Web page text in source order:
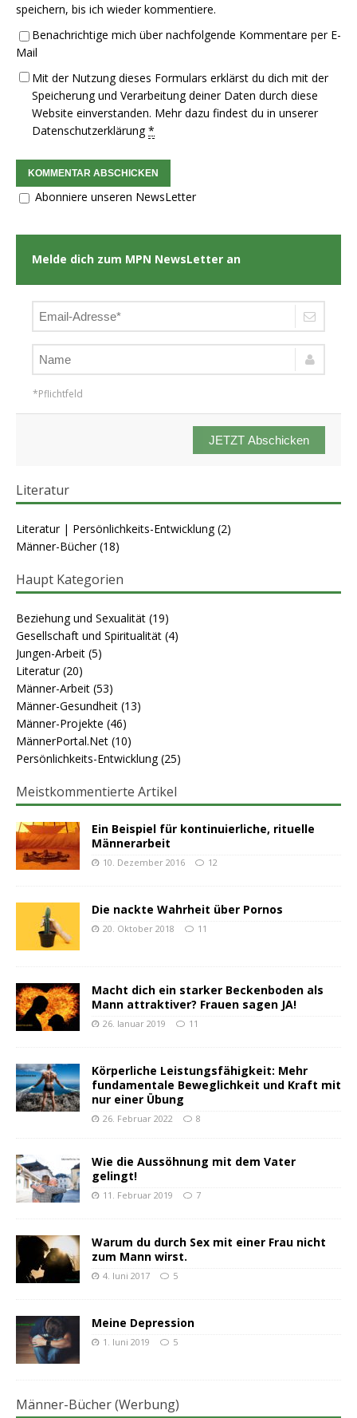
speichern, bis ich wieder kommentiere.
Benachrichtige mich über nachfolgende Kommentare per E-
Mail
Mit der Nutzung dieses Formulars erklärst du dich mit der
Speicherung und Verarbeitung deiner Daten durch diese
Website einverstanden. Mehr dazu findest du in unserer
Datenschutzerklärung *
Abonniere unseren NewsLetter
Melde dich zum MPN NewsLetter an
*Pflichtfeld
JETZT Abschicken
Literatur
Literatur | Persönlichkeits-Entwicklung(2)
Männer-Bücher(18)
Haupt Kategorien
Beziehung und Sexualität (19)
Gesellschaft und Spiritualität (4)
Jungen-Arbeit (5)
Literatur(20)
Männer-Arbeit (53)
Männer-Gesundheit (13)
Männer-Projekte (46)
MännerPortal.Net (10)
Persönlichkeits-Entwicklung(25)
Meistkommentierte Artikel
Ein Beispiel für kontinuierliche, rituelle
Männerarbeit
10. Dezember 2016 12
Die nackte Wahrheit über Pornos
20. Oktober 2018 11
Macht dich ein starker Beckenboden als
Mann attraktiver? Frauen sagen JA!
26. Januar 2019 11
Körperliche Leistungsfähigkeit: Mehr
fundamentale Beweglichkeit und Kraft mit
nur einer Übung
26. Februar 2022 8
Wie die Aussöhnung mit dem Vater
gelingt!
11. Februar 2019 7
Warum du durch Sex mit einer Frau nicht
zum Mann wirst.
4. Juni 2017 5
Meine Depression
1. Juni 2019 5
Männer-Bücher (Werbung)